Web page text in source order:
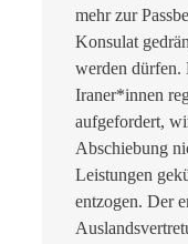
mehr zur
Konsulat
werden dürfen.
Iraner*innen
aufgefordert,
Abschiebung
Leistungen
entzogen. Der